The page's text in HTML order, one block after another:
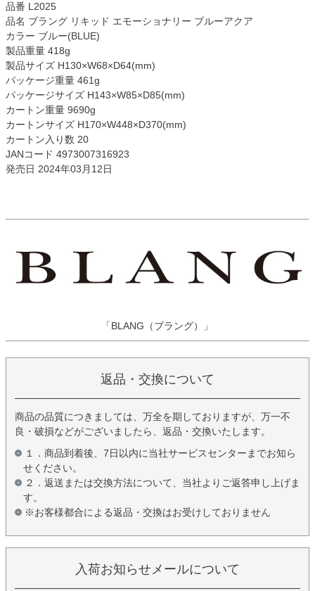
品番 L2025
品名 ブラング リキッド エモーショナリー ブルーアクア
カラー ブルー(BLUE)
製品重量 418g
製品サイズ H130×W68×D64(mm)
パッケージ重量 461g
パッケージサイズ H143×W85×D85(mm)
カートン重量 9690g
カートンサイズ H170×W448×D370(mm)
カートン入り数 20
JANコード 4973007316923
発売日 2024年03月12日
「BLANG（ブラング）」
返品・交換について
商品の品質につきましては、万全を期しておりますが、万一不
良・破損などがございましたら、返品・交換いたします。
１．商品到着後、7日以内に当社サービスセンターまでお知ら
せください。
２．返送または交換方法について、当社よりご返答申し上げま
す。
※お客様都合による返品・交換はお受けしておりません
入荷お知らせメールについて